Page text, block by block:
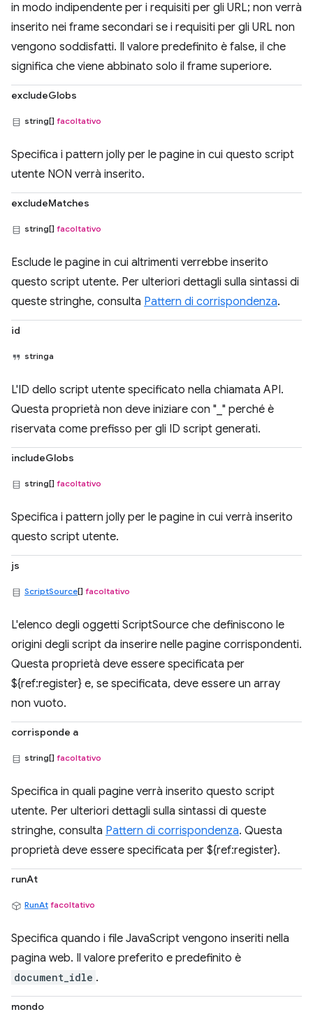
in modo indipendente per i requisiti per gli URL; non verrà
inserito nei frame secondari se i requisiti per gli URL non
vengono soddisfatti. Il valore predefinito è false, il che
significa che viene abbinato solo il frame superiore.
excludeGlobs
string[] facoltativo
Specifica i pattern jolly per le pagine in cui questo script
utente NON verrà inserito.
excludeMatches
string[] facoltativo
Esclude le pagine in cui altrimenti verrebbe inserito
questo script utente. Per ulteriori dettagli sulla sintassi di
queste stringhe, consulta Pattern di corrispondenza.
id
stringa
L'ID dello script utente specificato nella chiamata API.
Questa proprietà non deve iniziare con "_" perché è
riservata come prefisso per gli ID script generati.
includeGlobs
string[] facoltativo
Specifica i pattern jolly per le pagine in cui verrà inserito
questo script utente.
js
ScriptSource[] facoltativo
L'elenco degli oggetti ScriptSource che definiscono le
origini degli script da inserire nelle pagine corrispondenti.
Questa proprietà deve essere specificata per
${ref:register} e, se specificata, deve essere un array
non vuoto.
corrisponde a
string[] facoltativo
Specifica in quali pagine verrà inserito questo script
utente. Per ulteriori dettagli sulla sintassi di queste
stringhe, consulta Pattern di corrispondenza. Questa
proprietà deve essere specificata per ${ref:register}.
runAt
RunAt facoltativo
Specifica quando i file JavaScript vengono inseriti nella
pagina web. Il valore preferito e predefinito è
document_idle .
mondo